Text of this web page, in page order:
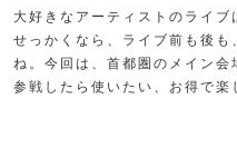
大好きなアーティストのライブ
せっかくなら、ライブ前も後
ね。今回は、首都圏のメイン
参戦したら使いたい、お得で楽